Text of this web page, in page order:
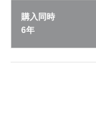
購入同時
6年